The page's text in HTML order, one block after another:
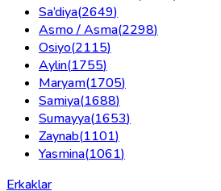
Sa’diya(2649)
Asmo / Asma(2298)
Osiyo(2115)
Aylin(1755)
Maryam(1705)
Samiya(1688)
Sumayya(1653)
Zaynab(1101)
Yasmina(1061)
Erkaklar